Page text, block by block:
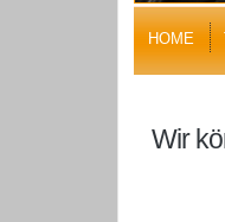
HOME
Wir